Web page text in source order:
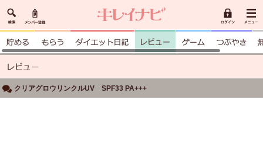
クリアグロウリンクルUV SPF33 PA+++